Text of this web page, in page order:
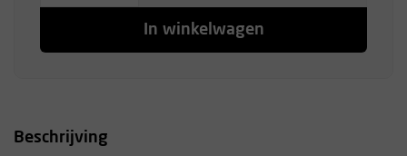
In winkelwagen
Beschrijving